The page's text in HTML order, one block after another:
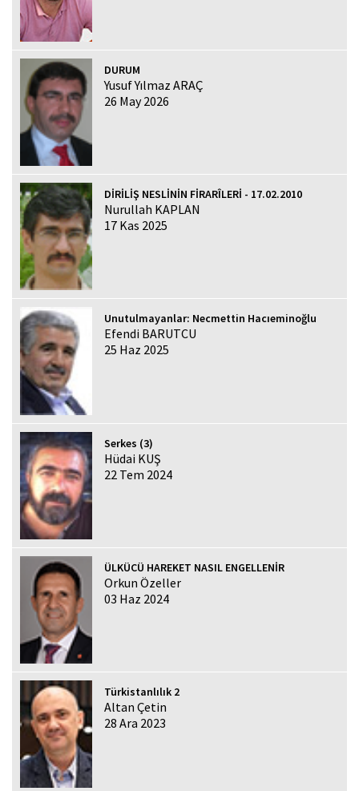
DURUM
Yusuf Yılmaz ARAÇ
26 May 2026
DİRİLİŞ NESLİNİN FİRARÎLERİ - 17.02.2010
Nurullah KAPLAN
17 Kas 2025
Unutulmayanlar: Necmettin Hacıeminoğlu
Efendi BARUTCU
25 Haz 2025
Serkes (3)
Hüdai KUŞ
22 Tem 2024
ÜLKÜCÜ HAREKET NASIL ENGELLENİR
Orkun Özeller
03 Haz 2024
Türkistanlılık 2
Altan Çetin
28 Ara 2023